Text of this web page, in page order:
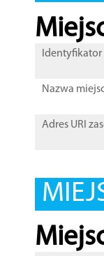
Nazwa
Adres URI